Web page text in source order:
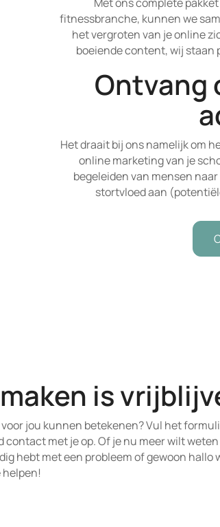
fitnessbranche, kunnen we
het vergroten van je online
boeiende content, wij staan
Ontvang
Het draait bij ons namelijk om
online marketing van je
begeleiden van mensen
stortvloed aan
is
jou kunnen betekenen? Vul het
contact met je op. Of je nu meer wilt
hebt met een probleem of gewoon hallo
helpen!